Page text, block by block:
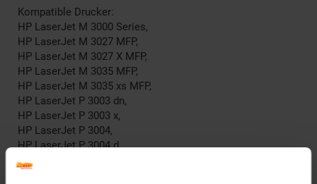
Kompatible Drucker:
HP LaserJet M 3000 Series,
HP LaserJet M 3027 MFP,
HP LaserJet M 3027 X MFP,
HP LaserJet M 3035 MFP,
HP LaserJet M 3035 xs MFP,
HP LaserJet P 3003 dn,
HP LaserJet P 3003 x,
HP LaserJet P 3004,
HP LaserJet P 3004 d,
HP LaserJet P 3004 n,